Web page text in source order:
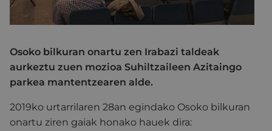
Osoko bilkuran onartu zen Irabazi taldeak
aurkeztu zuen mozioa Suhiltzaileen Azitaingo
parkea mantentzearen alde.
2019ko urtarrilaren 28an egindako Osoko bilkuran
onartu ziren gaiak honako hauek dira: